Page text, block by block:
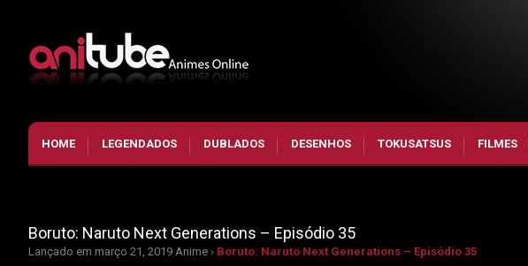
HOME LEGENDADOS DUBLADOS DESENHOS TOKUSATSUS FILMES
Boruto: Naruto Next Generations – Episódio 35
Lançado em março 21, 2019 Anime › Boruto: Naruto Next Generations – Episódio 35